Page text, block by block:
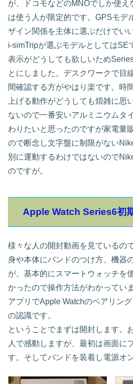
が、ドコモなどのMNOでしか使え
は使う人が限定的です。GPSモデ
ザイン関係を主体に選ぶだけでい
i-simTripが選ぶモデルとしてはSE
表示がどうしても欲しいため
とにしました。デスクワークで目
間確認する方がやはり楽です。時
上げる動作がどうしても煩雑に思
ないので一番安いアルミニウムタ
わりたいと思ったのですが家電量
ので断念し文字盤に制限がない
別に運動するわけではないので
のですが。
Apple Watch Series6初
様々な人の開封動画を見ているの
身や本体にバンドのつけ方、機器
が、基本的にスマートウォッチを
かったので操作方法がわかってい
アプリでApple Watchのペアリン
の認識です。
ということでまずは開封します。
人で感動しますが、最初は画面に
す。そしてバンドを装着し電源オン